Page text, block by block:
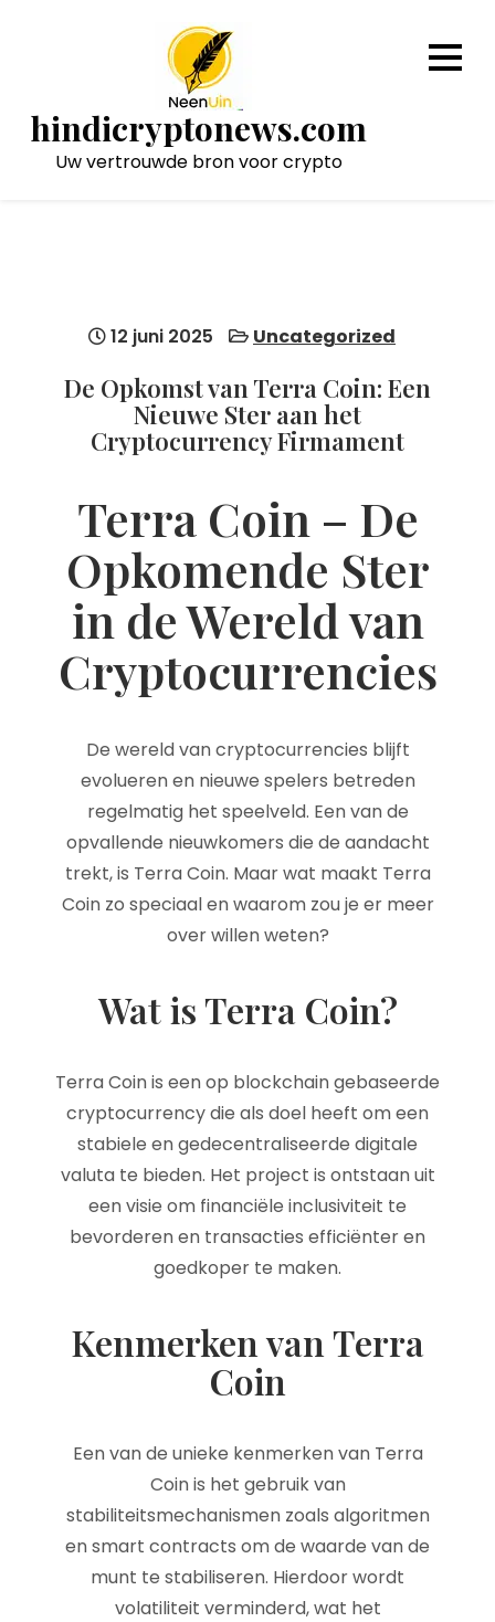
hindicryptonews.com
Uw vertrouwde bron voor crypto
12 juni 2025 Uncategorized
De Opkomst van Terra Coin: Een
Nieuwe Ster aan het
Cryptocurrency Firmament
Terra Coin – De
Opkomende Ster
in de Wereld van
Cryptocurrencies
De wereld van cryptocurrencies blijft
evolueren en nieuwe spelers betreden
regelmatig het speelveld. Een van de
opvallende nieuwkomers die de aandacht
trekt, is Terra Coin. Maar wat maakt Terra
Coin zo speciaal en waarom zou je er meer
over willen weten?
Wat is Terra Coin?
Terra Coin is een op blockchain gebaseerde
cryptocurrency die als doel heeft om een
stabiele en gedecentraliseerde digitale
valuta te bieden. Het project is ontstaan uit
een visie om financiële inclusiviteit te
bevorderen en transacties efficiënter en
goedkoper te maken.
Kenmerken van Terra
Coin
Een van de unieke kenmerken van Terra
Coin is het gebruik van
stabiliteitsmechanismen zoals algoritmen
en smart contracts om de waarde van de
munt te stabiliseren. Hierdoor wordt
volatiliteit verminderd, wat het